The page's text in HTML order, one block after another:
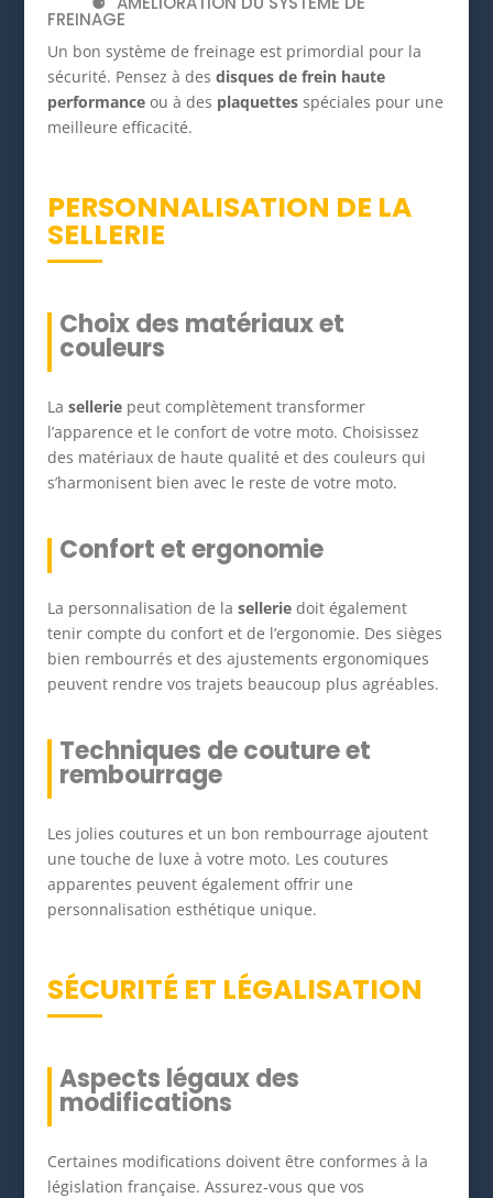
FREINAGE
Un bon système de freinage est primordial pour la
sécurité. Pensez à des disques de frein haute
performanceou à des plaquettesspéciales pour une
meilleure efficacité.
PERSONNALISATION DE LA
SELLERIE
Choix des matériaux et
couleurs
La selleriepeut complètement transformer
l’apparence et le confort de votre moto. Choisissez
des matériaux de haute qualité et des couleurs qui
s’harmonisent bien avec le reste de votre moto.
Confort et ergonomie
La personnalisation de la selleriedoit également
tenir compte du confort et de l’ergonomie. Des sièges
bien rembourrés et des ajustements ergonomiques
peuvent rendre vos trajets beaucoup plus agréables.
Techniques de couture et
rembourrage
Les jolies coutures et un bon rembourrage ajoutent
une touche de luxe à votre moto. Les coutures
apparentes peuvent également offrir une
personnalisation esthétique unique.
SÉCURITÉ ET LÉGALISATION
Aspects légaux des
modifications
Certaines modifications doivent être conformes à la
législation française. Assurez-vous que vos